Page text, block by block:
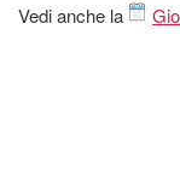
Vedi anche la